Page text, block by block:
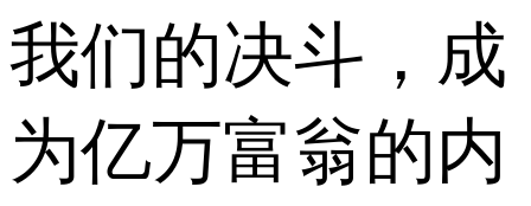
我们的决斗，成
为亿万富翁的内